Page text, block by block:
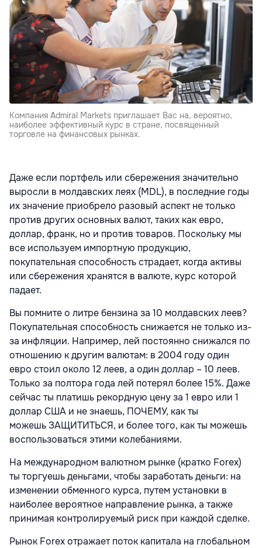
Компания Admiral Markets приглашает Вас на, вероятно,
наиболее эффективный курс в стране, посвященный
торговле на финансовых рынках.
Даже если портфель или сбережения значительно
выросли в молдавских леях (MDL), в последние годы
их значение приобрело разовый аспект не только
против других основных валют, таких как евро,
доллар, франк, но и против товаров. Поскольку мы
все используем импортную продукцию,
покупательная способность страдает, когда активы
или сбережения хранятся в валюте, курс которой
падает.
Вы помните о литре бензина за 10 молдавских леев?
Покупательная способность снижается не только из-
за инфляции. Например, лей постоянно снижался по
отношению к другим валютам: в 2004 году один
евро стоил около 12 леев, а один доллар – 10 леев.
Только за полтора года лей потерял более 15%. Даже
сейчас ты платишь рекордную цену за 1 евро или 1
доллар США и не знаешь, ПОЧЕМУ, как ты
можешьЗАЩИТИТЬСЯ, и более того, как ты можешь
воспользоваться этими колебаниями.
На международном валютном рынке (кратко Forex)
ты торгуешь деньгами, чтобы заработать деньги: на
изменении обменного курса, путем установки в
наиболее вероятное направление рынка, а также
принимая контролируемый риск при каждой сделке.
Рынок Forex отражает поток капитала на глобальном